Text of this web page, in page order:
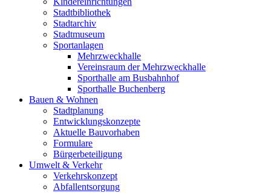
Stadtbibliothek
Stadtarchiv
Stadtmuseum
Sportanlagen
Mehrzweckhalle
Vereinsraum der Mehrzweckhalle
Sporthalle am Busbahnhof
Sporthalle Buchenberg
Bauen & Wohnen
Stadtplanung
Entwicklungskonzepte
Aktuelle Bauvorhaben
Formulare
Bürgerbeteiligung
Umwelt & Verkehr
Verkehrskonzept
Abfallentsorgung